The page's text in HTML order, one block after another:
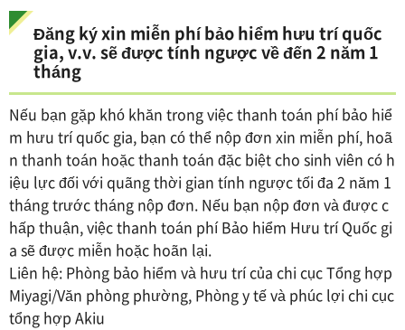
Đăng ký xin miễn phí bảo hiểm hưu trí quốc
gia, v.v. sẽ được tính ngược về đến 2 năm 1
tháng
Nếu bạn gặp khó khăn trong việc thanh toán phí bảo hiể
m hưu trí quốc gia, bạn có thể nộp đơn xin miễn phí, hoã
n thanh toán hoặc thanh toán đặc biệt cho sinh viên có h
iệu lực đối với quãng thời gian tính ngược tối đa 2 năm 1
tháng trước tháng nộp đơn. Nếu bạn nộp đơn và được c
hấp thuận, việc thanh toán phí Bảo hiểm Hưu trí Quốc gi
a sẽ được miễn hoặc hoãn lại.
Liên hệ: Phòng bảo hiểm và hưu trí của chi cục Tổng hợp
Miyagi/Văn phòng phường, Phòng y tế và phúc lợi chi cục
tổng hợp Akiu